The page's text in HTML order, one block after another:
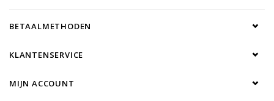
BETAALMETHODEN
KLANTENSERVICE
MIJN ACCOUNT